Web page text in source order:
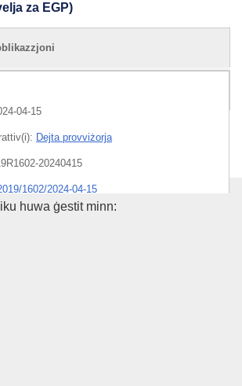
za EGP)
04-15
Dejta provviżorja
20240415
1602/2024-04-15
tal-Pubblikazzjonijiet
huwa ġestit minn: